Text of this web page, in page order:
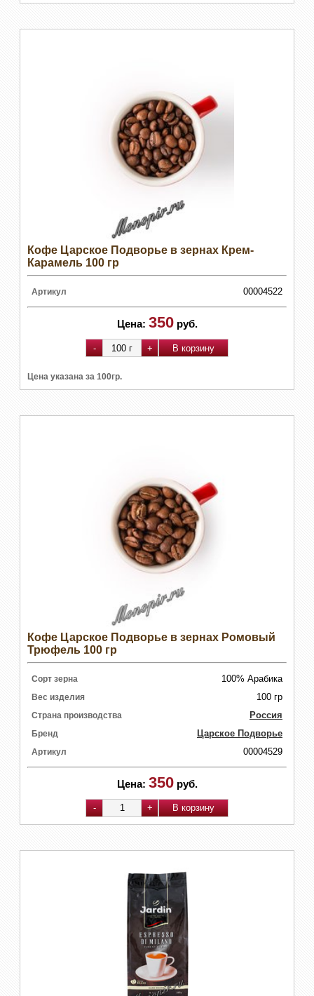
Кофе Царское Подворье в зернах Крем-
Карамель 100 гр
Артикул 00004522
Цена: 350 руб.
Цена указана за 100гр.
Кофе Царское Подворье в зернах Ромовый
Трюфель 100 гр
Сорт зерна 100% Арабика
Вес изделия 100 гр
Страна производства Россия
Бренд Царское Подворье
Артикул 00004529
Цена: 350 руб.